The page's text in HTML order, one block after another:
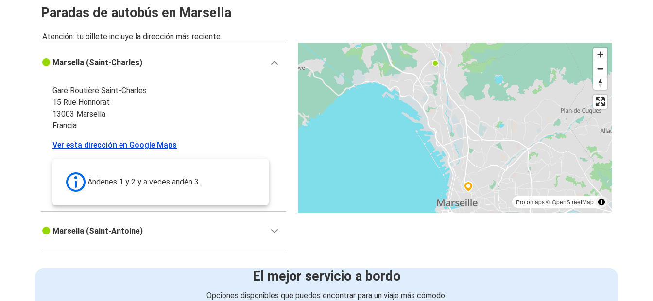
Paradas de autobús en Marsella
Atención: tu billete incluye la dirección más reciente.
Protomaps©OpenStreetMap
Marsella (Saint-Charles)
Gare Routière Saint-Charles
15 Rue Honnorat
13003 Marsella
Francia
Ver esta dirección en Google Maps
Andenes 1 y 2 y a veces andén 3.
Marsella (Saint-Antoine)
El mejor servicio a bordo
Opciones disponibles que puedes encontrar para un viaje más cómodo: